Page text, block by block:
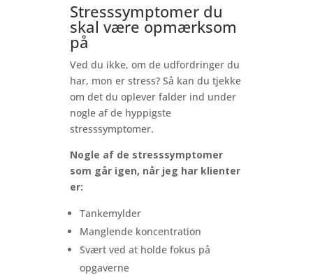
Stresssymptomer du
skal være opmærksom
på
Ved du ikke, om de udfordringer du
har, mon er stress? Så kan du tjekke
om det du oplever falder ind under
nogle af de hyppigste
stresssymptomer.
Nogle af de stresssymptomer
som går igen, når jeg har klienter
er:
Tankemylder
Manglende koncentration
Svært ved at holde fokus på
opgaverne